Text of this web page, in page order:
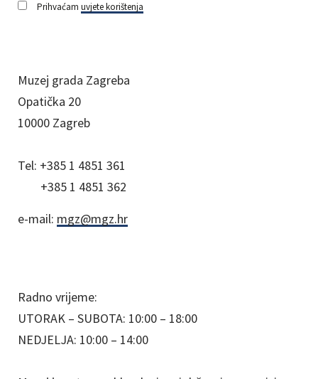
Prihvaćam uvjete korištenja
Muzej grada Zagreba
Opatička 20
10000 Zagreb
Tel: +385 1 4851 361
+385 1 4851 362
e-mail: mgz@mgz.hr
Radno vrijeme:
UTORAK – SUBOTA: 10:00 – 18:00
NEDJELJA: 10:00 – 14:00